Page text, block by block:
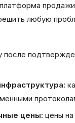
любую
после
цены: цены